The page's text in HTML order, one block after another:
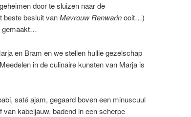
door te sluizen naar de
beste besluit vanMevrouw Renwarinooit…)
gemaakt…
en Bram en we stellen hullie gezelschap
in de culinaire kunsten van Marja is
saté ajam, gegaard boven een minuscuul
kabeljauw, badend in een scherpe